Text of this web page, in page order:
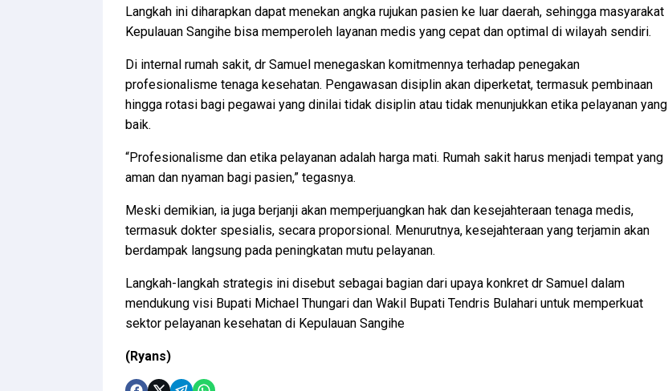
Langkah ini diharapkan dapat menekan angka rujukan pasien ke luar daerah, sehingga masyarakat
Kepulauan Sangihe bisa memperoleh layanan medis yang cepat dan optimal di wilayah sendiri.
Di internal rumah sakit, dr Samuel menegaskan komitmennya terhadap penegakan
profesionalisme tenaga kesehatan. Pengawasan disiplin akan diperketat, termasuk pembinaan
hingga rotasi bagi pegawai yang dinilai tidak disiplin atau tidak menunjukkan etika pelayanan yang
baik.
“Profesionalisme dan etika pelayanan adalah harga mati. Rumah sakit harus menjadi tempat yang
aman dan nyaman bagi pasien,” tegasnya.
Meski demikian, ia juga berjanji akan memperjuangkan hak dan kesejahteraan tenaga medis,
termasuk dokter spesialis, secara proporsional. Menurutnya, kesejahteraan yang terjamin akan
berdampak langsung pada peningkatan mutu pelayanan.
Langkah-langkah strategis ini disebut sebagai bagian dari upaya konkret dr Samuel dalam
mendukung visi Bupati Michael Thungari dan Wakil Bupati Tendris Bulahari untuk memperkuat
sektor pelayanan kesehatan di Kepulauan Sangihe
(Ryans)